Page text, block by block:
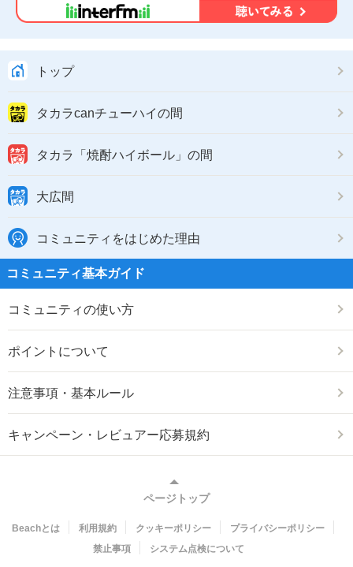
トップ
タカラcanチューハイの間
タカラ「焼酎ハイボール」の間
大広間
コミュニティをはじめた理由
コミュニティ基本ガイド
コミュニティの使い方
ポイントについて
注意事項・基本ルール
キャンペーン・レビュアー応募規約
ページトップ
Beachとは 利用規約 クッキーポリシー
プライバシーポリシー
禁止事項
システム点検について